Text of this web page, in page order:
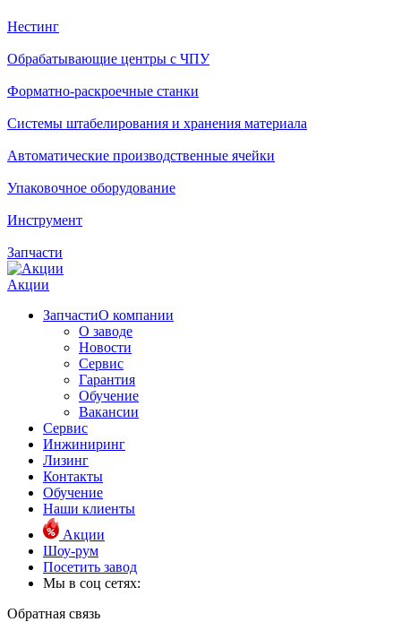
Нестинг
Обрабатывающие центры с ЧПУ
Форматно-раскроечные станки
Системы штабелирования и хранения материала
Автоматические производственные ячейки
Упаковочное оборудование
Инструмент
Запчасти
Акции
ЗапчастиО компании
О заводе
Новости
Сервис
Гарантия
Обучение
Вакансии
Сервис
Инжиниринг
Лизинг
Контакты
Обучение
Наши клиенты
Акции
Шоу-рум
Посетить завод
Мы в соц сетях:
Обратная связь